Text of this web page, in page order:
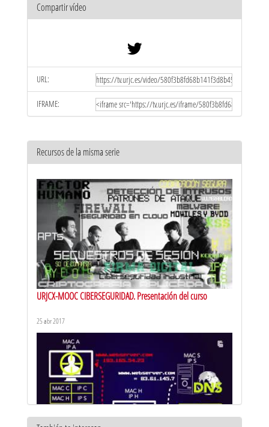
Compartir vídeo
URL:
IFRAME:
Recursos de la misma serie
URJCX-MOOC CIBERSEGURIDAD. Presentación del curso
25 abr 2017